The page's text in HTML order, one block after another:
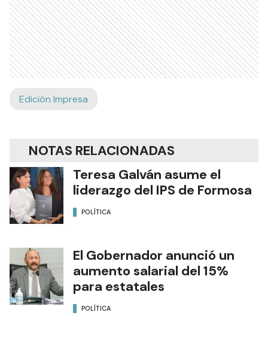
Edición Impresa
NOTAS RELACIONADAS
Teresa Galván asume el
liderazgo del IPS de Formosa
POLÍTICA
El Gobernador anunció un
aumento salarial del 15%
para estatales
POLÍTICA